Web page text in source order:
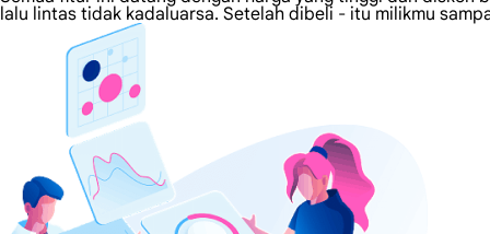
lalu lintas tidak kadaluarsa. Setelah dibeli - itu milikmu